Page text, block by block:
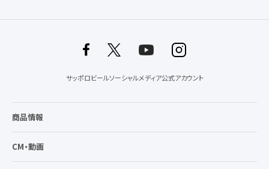
サッポロビールソーシャルメディア公式アカウント
商品情報
CM・動画